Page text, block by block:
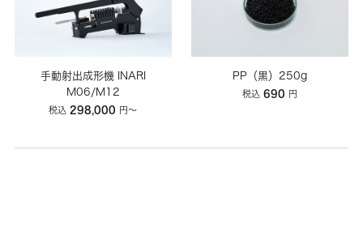
手動射出成形機 INARI
M06/M12
税込 298,000 円～
PP（黒）250g
税込 690 円